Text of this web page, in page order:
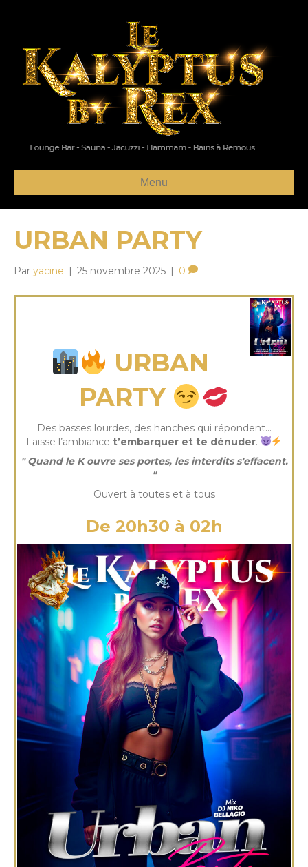
Menu
URBAN PARTY
Par yacine | 25 novembre 2025 | 0
URBAN
PARTY
Des basses lourdes, des hanches qui répondent…
Laisse l’ambiance t’embarquer et te dénuder.
" Quand le K ouvre ses portes, les interdits s'effacent.
"
Ouvert à toutes et à tous
De 20h30 à 02h